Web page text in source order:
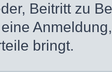
Beitritt zu
bringt.